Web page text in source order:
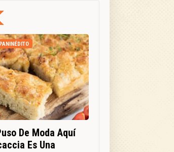
PANINÉDITO
De Moda Aquí
Es Una